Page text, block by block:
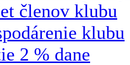
členov klubu
klubu
2 % dane